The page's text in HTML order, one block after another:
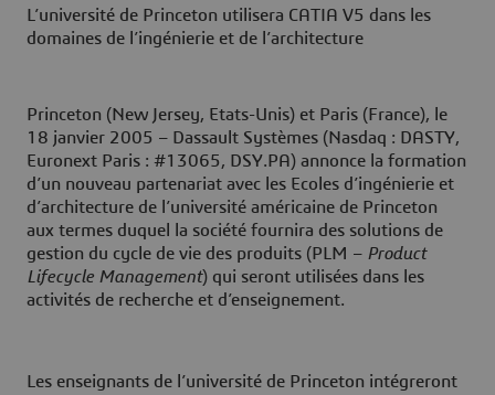
L’université de Princeton utilisera CATIA V5 dans les
domaines de l’ingénierie et de l’architecture
Princeton (New Jersey, Etats-Unis) et Paris (France), le
18 janvier 2005 – Dassault Systèmes (Nasdaq : DASTY,
Euronext Paris : #13065, DSY.PA) annonce la formation
d’un nouveau partenariat avec les Ecoles d’ingénierie et
d’architecture de l’université américaine de Princeton
aux termes duquel la société fournira des solutions de
gestion du cycle de vie des produits (PLM – Product
Lifecycle Management) qui seront utilisées dans les
activités de recherche et d’enseignement.
Les enseignants de l’université de Princeton intégreront